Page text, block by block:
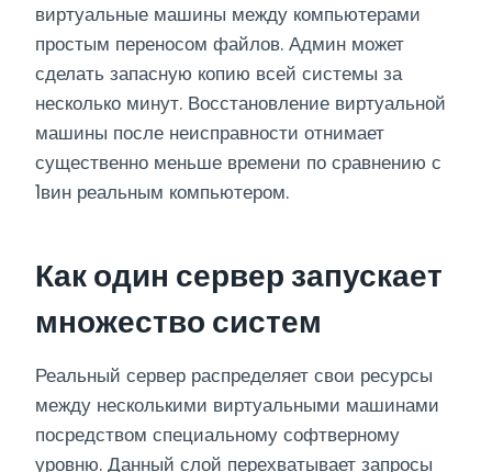
виртуальные машины между компьютерами
простым переносом файлов. Админ может
сделать запасную копию всей системы за
несколько минут. Восстановление виртуальной
машины после неисправности отнимает
существенно меньше времени по сравнению с
1вин реальным компьютером.
Как один сервер запускает
множество систем
Реальный сервер распределяет свои ресурсы
между несколькими виртуальными машинами
посредством специальному софтверному
уровню. Данный слой перехватывает запросы